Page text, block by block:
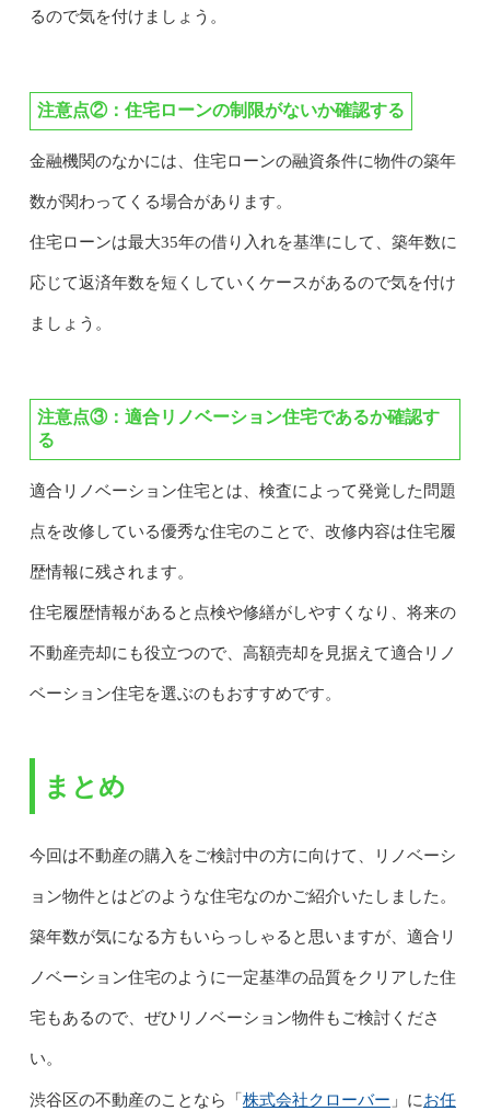
るので気を付けましょう。
注意点②：住宅ローンの制限がないか確認する
金融機関のなかには、住宅ローンの融資条件に物件の築年
数が関わってくる場合があります。
住宅ローンは最大35年の借り入れを基準にして、築年数に
応じて返済年数を短くしていくケースがあるので気を付け
ましょう。
注意点③：適合リノベーション住宅であるか確認す
る
適合リノベーション住宅とは、検査によって発覚した問題
点を改修している優秀な住宅のことで、改修内容は住宅履
歴情報に残されます。
住宅履歴情報があると点検や修繕がしやすくなり、将来の
不動産売却にも役立つので、高額売却を見据えて適合リノ
ベーション住宅を選ぶのもおすすめです。
まとめ
今回は不動産の購入をご検討中の方に向けて、リノベーシ
ョン物件とはどのような住宅なのかご紹介いたしました。
築年数が気になる方もいらっしゃると思いますが、適合リ
ノベーション住宅のように一定基準の品質をクリアした住
宅もあるので、ぜひリノベーション物件もご検討くださ
い。
渋谷区の不動産のことなら「 株式会社クローバー 」にお任